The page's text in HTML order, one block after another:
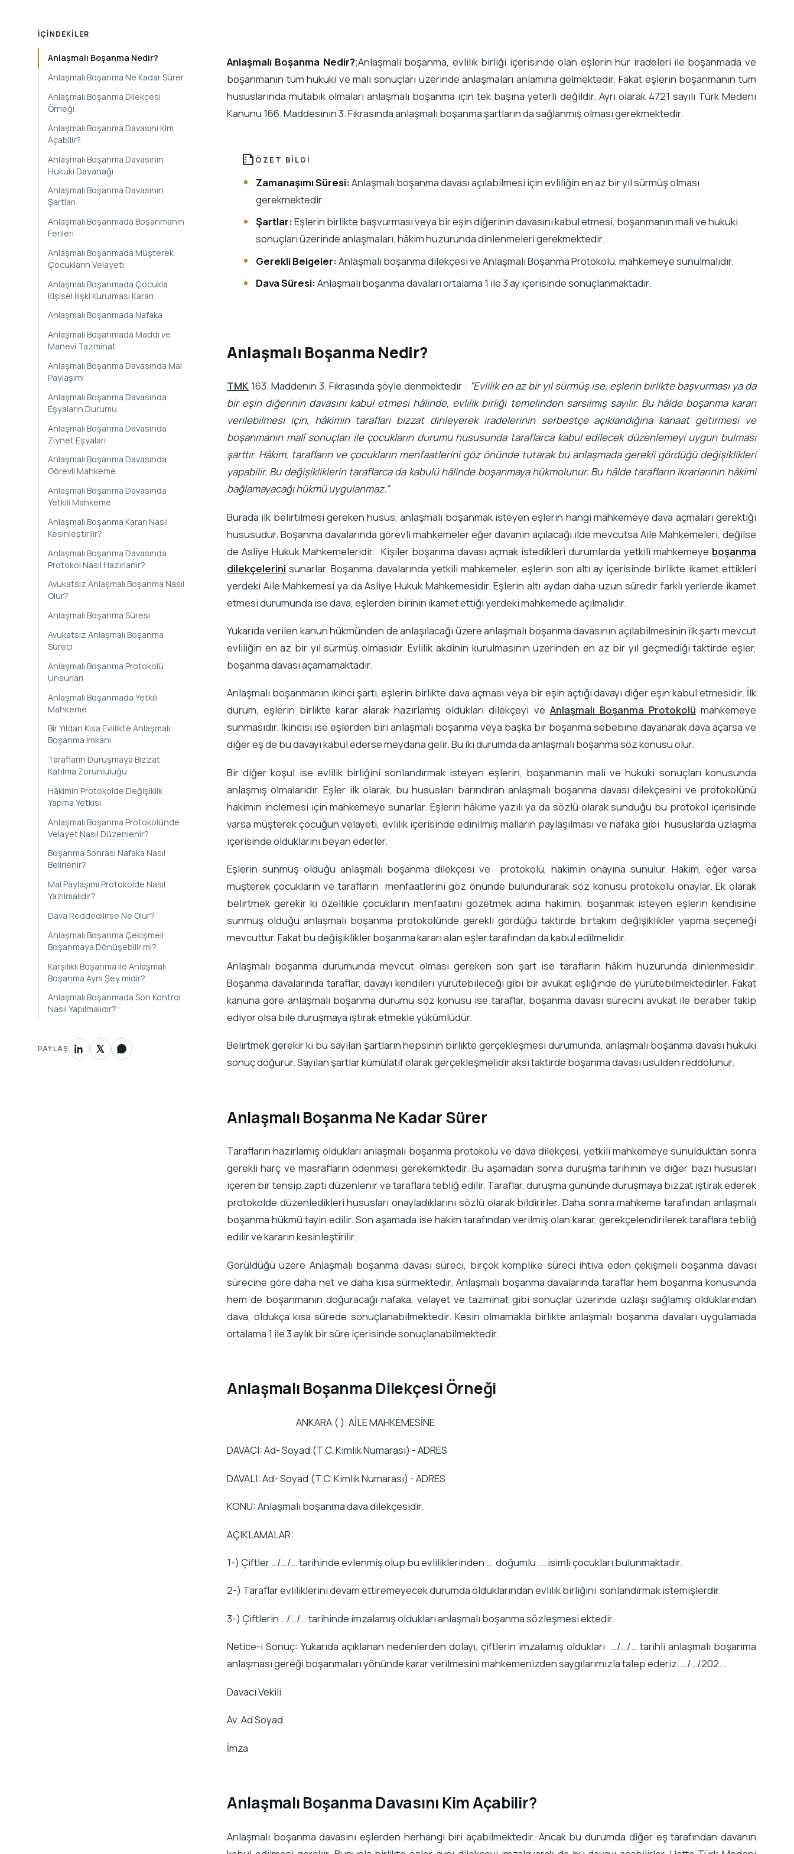
İÇINDEKILER
Anlaşmalı Boşanma Nedir?
Anlaşmalı Boşanma Ne Kadar Sürer
Anlaşmalı Boşanma Dilekçesi
Örneği
Anlaşmalı Boşanma Davasını Kim
Açabilir?
Anlaşmalı Boşanma Davasının
Hukuki Dayanağı
Anlaşmalı Boşanma Davasının
Şartları
Anlaşmalı Boşanmada Boşanmanın
Ferileri
Anlaşmalı Boşanmada Müşterek
Çocukların Velayeti
Anlaşmalı Boşanmada Çocukla
Kişisel İlişki Kurulması Kararı
Anlaşmalı Boşanmada Nafaka
Anlaşmalı Boşanmada Maddi ve
Manevi Tazminat
Anlaşmalı Boşanma Davasında Mal
Paylaşımı
Anlaşmalı Boşanma Davasında
Eşyaların Durumu
Anlaşmalı Boşanma Davasında
Ziynet Eşyaları
Anlaşmalı Boşanma Davasında
Görevli Mahkeme
Anlaşmalı Boşanma Davasında
Yetkili Mahkeme
Anlaşmalı Boşanma Kararı Nasıl
Kesinleştirilir?
Anlaşmalı Boşanma Davasında
Protokol Nasıl Hazırlanır?
Avukatsız Anlaşmalı Boşanma Nasıl
Olur?
Anlaşmalı Boşanma Süresi
Avukatsız Anlaşmalı Boşanma
Süreci
Anlaşmalı Boşanma Protokolü
Unsurları
Anlaşmalı Boşanmada Yetkili
Mahkeme
Bir Yıldan Kısa Evlilikte Anlaşmalı
Boşanma İmkanı
Tarafların Duruşmaya Bizzat
Katılma Zorunluluğu
Hâkimin Protokolde Değişiklik
Yapma Yetkisi
Anlaşmalı Boşanma Protokolünde
Velayet Nasıl Düzenlenir?
Boşanma Sonrası Nafaka Nasıl
Belirlenir?
Mal Paylaşımı Protokolde Nasıl
Yazılmalıdır?
Dava Reddedilirse Ne Olur?
Anlaşmalı Boşanma Çekişmeli
Boşanmaya Dönüşebilir mi?
Karşılıklı Boşanma ile Anlaşmalı
Boşanma Aynı Şey midir?
Anlaşmalı Boşanmada Son Kontrol
Nasıl Yapılmalıdır?
PAYLAŞ
Anlaşmalı Boşanma Nedir?;Anlaşmalı boşanma, evlilik birliği içerisinde olan eşlerin hür iradeleri ile boşanmada ve
boşanmanın tüm hukuki ve mali sonuçları üzerinde anlaşmaları anlamına gelmektedir. Fakat eşlerin boşanmanın tüm
hususlarında mutabık olmaları anlaşmalı boşanma için tek başına yeterli değildir. Ayrı olarak 4721 sayılı Türk Medeni
Kanunu 166. Maddesinin 3. Fıkrasında anlaşmalı boşanma şartların da sağlanmış olması gerekmektedir.
summarize ÖZET BILGI
Zamanaşımı Süresi:Anlaşmalı boşanma davası açılabilmesi için evliliğin en az bir yıl sürmüş olması
gerekmektedir.
Şartlar:Eşlerin birlikte başvurması veya bir eşin diğerinin davasını kabul etmesi, boşanmanın mali ve hukuki
sonuçları üzerinde anlaşmaları, hâkim huzurunda dinlenmeleri gerekmektedir.
Gerekli Belgeler:Anlaşmalı boşanma dilekçesi ve Anlaşmalı Boşanma Protokolü, mahkemeye sunulmalıdır.
Dava Süresi:Anlaşmalı boşanma davaları ortalama 1 ile 3 ay içerisinde sonuçlanmaktadır.
Anlaşmalı Boşanma Nedir?
TMK163. Maddenin 3. Fıkrasında şöyle denmektedir : ”Evlilik en az bir yıl sürmüş ise, eşlerin birlikte başvurması ya da
bir eşin diğerinin davasını kabul etmesi hâlinde, evlilik birliği temelinden sarsılmış sayılır. Bu hâlde boşanma kararı
verilebilmesi için, hâkimin tarafları bizzat dinleyerek iradelerinin serbestçe açıklandığına kanaat getirmesi ve
boşanmanın malî sonuçları ile çocukların durumu hususunda taraflarca kabul edilecek düzenlemeyi uygun bulması
şarttır. Hâkim, tarafların ve çocukların menfaatlerini göz önünde tutarak bu anlaşmada gerekli gördüğü değişiklikleri
yapabilir. Bu değişikliklerin taraflarca da kabulü hâlinde boşanmaya hükmolunur. Bu hâlde tarafların ikrarlarının hâkimi
bağlamayacağı hükmü uygulanmaz.”
Burada ilk belirtilmesi gereken husus, anlaşmalı boşanmak isteyen eşlerin hangi mahkemeye dava açmaları gerektiği
hususudur. Boşanma davalarında görevli mahkemeler eğer davanın açılacağı ilde mevcutsa Aile Mahkemeleri, değilse
de Asliye Hukuk Mahkemeleridir. Kişiler boşanma davası açmak istedikleri durumlarda yetkili mahkemeye boşanma
dilekçelerini sunarlar. Boşanma davalarında yetkili mahkemeler, eşlerin son altı ay içerisinde birlikte ikamet ettikleri
yerdeki Aile Mahkemesi ya da Asliye Hukuk Mahkemesidir. Eşlerin altı aydan daha uzun süredir farklı yerlerde ikamet
etmesi durumunda ise dava, eşlerden birinin ikamet ettiği yerdeki mahkemede açılmalıdır.
Yukarıda verilen kanun hükmünden de anlaşılacağı üzere anlaşmalı boşanma davasının açılabilmesinin ilk şartı mevcut
evliliğin en az bir yıl sürmüş olmasıdır. Evlilik akdinin kurulmasının üzerinden en az bir yıl geçmediği taktirde eşler,
boşanma davası açamamaktadır.
Anlaşmalı boşanmanın ikinci şartı, eşlerin birlikte dava açması veya bir eşin açtığı davayı diğer eşin kabul etmesidir. İlk
durum, eşlerin birlikte karar alarak hazırlamış oldukları dilekçeyi ve Anlaşmalı Boşanma Protokolü mahkemeye
sunmasıdır. İkincisi ise eşlerden biri anlaşmalı boşanma veya başka bir boşanma sebebine dayanarak dava açarsa ve
diğer eş de bu davayı kabul ederse meydana gelir. Bu iki durumda da anlaşmalı boşanma söz konusu olur.
Bir diğer koşul ise evlilik birliğini sonlandırmak isteyen eşlerin, boşanmanın mali ve hukuki sonuçları konusunda
anlaşmış olmalarıdır. Eşler ilk olarak, bu hususları barındıran anlaşmalı boşanma davası dilekçesini ve protokolünü
hakimin inclemesi için mahkemeye sunarlar. Eşlerin hâkime yazılı ya da sözlü olarak sunduğu bu protokol içerisinde
varsa müşterek çocuğun velayeti, evlilik içerisinde edinilmiş malların paylaşılması ve nafaka gibi hususlarda uzlaşma
içerisinde olduklarını beyan ederler.
Eşlerin sunmuş olduğu anlaşmalı boşanma dilekçesi ve protokolü, hakimin onayına sunulur. Hakim, eğer varsa
müşterek çocukların ve tarafların menfaatlerini göz önünde bulundurarak söz konusu protokolü onaylar. Ek olarak
belirtmek gerekir ki özellikle çocukların menfaatini gözetmek adına hakimin, boşanmak isteyen eşlerin kendisine
sunmuş olduğu anlaşmalı boşanma protokolünde gerekli gördüğü taktirde birtakım değişiklikler yapma seçeneği
mevcuttur. Fakat bu değişiklikler boşanma kararı alan eşler tarafından da kabul edilmelidir.
Anlaşmalı boşanma durumunda mevcut olması gereken son şart ise tarafların hâkim huzurunda dinlenmesidir.
Boşanma davalarında taraflar, davayı kendileri yürütebileceği gibi bir avukat eşliğinde de yürütebilmektedirler. Fakat
kanuna göre anlaşmalı boşanma durumu söz konusu ise taraflar, boşanma davası sürecini avukat ile beraber takip
ediyor olsa bile duruşmaya iştirak etmekle yükümlüdür.
Belirtmek gerekir ki bu sayılan şartların hepsinin birlikte gerçekleşmesi durumunda, anlaşmalı boşanma davası hukuki
sonuç doğurur. Sayılan şartlar kümülatif olarak gerçekleşmelidir aksi taktirde boşanma davası usulden reddolunur.
Anlaşmalı Boşanma Ne Kadar Sürer
Tarafların hazırlamış oldukları anlaşmalı boşanma protokolü ve dava dilekçesi, yetkili mahkemeye sunulduktan sonra
gerekli harç ve masrafların ödenmesi gerekemktedir. Bu aşamadan sonra duruşma tarihinin ve diğer bazı hususları
içeren bir tensip zaptı düzenlenir ve taraflara tebliğ edilir. Taraflar, duruşma gününde duruşmaya bizzat iştirak ederek
protokolde düzenledikleri hususları onayladıklarını sözlü olarak bildirirler. Daha sonra mahkeme tarafından anlaşmalı
boşanma hükmü tayin edilir. Son aşamada ise hakim tarafından verilmiş olan karar, gerekçelendirilerek taraflara tebliğ
edilir ve kararın kesinleştirilir.
Görüldüğü üzere Anlaşmalı boşanma davası süreci, birçok komplike süreci ihtiva eden çekişmeli boşanma davası
sürecine göre daha net ve daha kısa sürmektedir. Anlaşmalı boşanma davalarında taraflar hem boşanma konusunda
hem de boşanmanın doğuracağı nafaka, velayet ve tazminat gibi sonuçlar üzerinde uzlaşı sağlamış olduklarından
dava, oldukça kısa sürede sonuçlanabilmektedir. Kesin olmamakla birlikte anlaşmalı boşanma davaları uygulamada
ortalama 1 ile 3 aylık bir süre içerisinde sonuçlanabilmektedir.
Anlaşmalı Boşanma Dilekçesi Örneği
ANKARA ( ). AİLE MAHKEMESİNE
DAVACI: Ad- Soyad (T.C. Kimlik Numarası) - ADRES
DAVALI: Ad- Soyad (T.C. Kimlik Numarası) - ADRES
KONU: Anlaşmalı boşanma dava dilekçesidir.
AÇIKLAMALAR:
1-) Çiftler …/…/… tarihinde evlenmiş olup bu evliliklerinden … doğumlu …. isimli çocukları bulunmaktadır.
2-) Taraflar evliliklerini devam ettiremeyecek durumda olduklarından evlilik birliğini sonlandırmak istemişlerdir.
3-) Çiftlerin …/…/… tarihinde imzalamış oldukları anlaşmalı boşanma sözleşmesi ektedir.
Netice-i Sonuç: Yukarıda açıklanan nedenlerden dolayı, çiftlerin imzalamış oldukları …/…/… tarihli anlaşmalı boşanma
anlaşması gereği boşanmaları yönünde karar verilmesini mahkemenizden saygılarımızla talep ederiz. …/…/202...
Davacı Vekili
Av. Ad Soyad
İmza
Anlaşmalı Boşanma Davasını Kim Açabilir?
Anlaşmalı boşanma davasını eşlerden herhangi biri açabilmektedir. Ancak bu durumda diğer eş tarafından davanın